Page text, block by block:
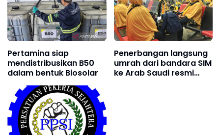
Pertamina siap
mendistribusikan B50
dalam bentuk Biosolar
Penerbangan langsung
umrah dari bandara SIM
ke Arab Saudi resmi